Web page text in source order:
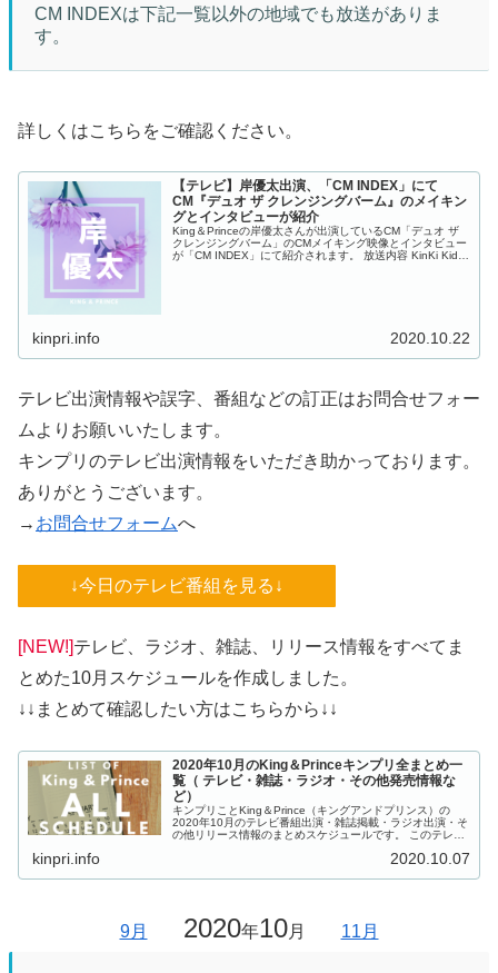
CM INDEXは下記一覧以外の地域でも放送がありま
す。
詳しくはこちらをご確認ください。
【テレビ】岸優太出演、「CM INDEX」にて
CM『デュオ ザ クレンジングバーム』のメイキン
グとインタビューが紹介
King＆Princeの岸優太さんが出演しているCM「デュオ ザ
クレンジングバーム」のCMメイキング映像とインタビュー
が「CM INDEX」にて紹介されます。 放送内容 KinKi Kids
kinpri.info 2020.10.22
テレビ出演情報や誤字、番組などの訂正はお問合せフォー
ムよりお願いいたします。
キンプリのテレビ出演情報をいただき助かっております。
ありがとうございます。
→ お問合せフォームへ
↓今日のテレビ番組を見る↓
[NEW!]テレビ、ラジオ、雑誌、リリース情報をすべてま
とめた10月スケジュールを作成しました。
↓↓まとめて確認したい方はこちらから↓↓
2020年10月のKing＆Princeキンプリ全まとめ一
覧（ テレビ・雑誌・ラジオ・その他発売情報な
ど）
キンプリことKing＆Prince（キングアンドプリンス）の
2020年10月のテレビ番組出演・雑誌掲載・ラジオ出演・そ
の他リリース情報のまとめスケジュールです。 このテレビ
kinpri.info 2020.10.07
9月 2020年10月 11月